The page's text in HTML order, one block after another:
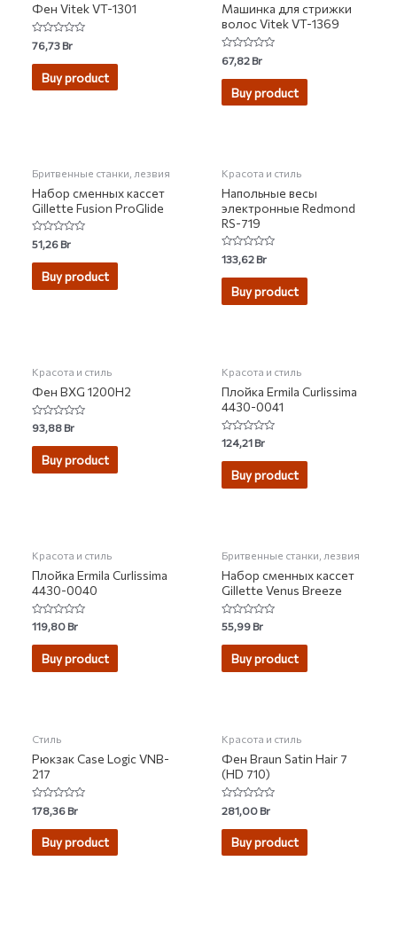
Фен Vitek VT-1301
Rated
0
out
76,73Br
Buy product
Машинка для стрижки
волос Vitek VT-1369
Rated
0
out
67,82Br
Buy product
Бритвенные станки, лезвия
Набор сменных кассет
Gillette Fusion ProGlide
Rated
0
out
51,26Br
Buy product
Красота и стиль
Напольные весы
электронные Redmond
RS-719
Rated
0
out
133,62Br
Buy product
Красота и стиль
Фен BXG 1200H2
Rated
0
out
93,88Br
Buy product
Красота и стиль
Плойка Ermila Curlissima
4430-0041
Rated
0
out
124,21Br
Buy product
Красота и стиль
Плойка Ermila Curlissima
4430-0040
Rated
0
out
119,80Br
Buy product
Бритвенные станки, лезвия
Набор сменных кассет
Gillette Venus Breeze
Rated
0
out
55,99Br
Buy product
Стиль
Рюкзак Case Logic VNB-
217
Rated
0
out
178,36Br
Buy product
Красота и стиль
Фен Braun Satin Hair 7
(HD 710)
Rated
0
out
281,00Br
Buy product